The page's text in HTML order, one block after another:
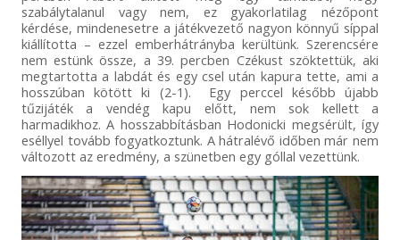
szabálytalanul vagy nem, ez gyakorlatilag nézőpont
kérdése, mindenesetre a játékvezető nagyon könnyű síppal
kiállította – ezzel emberhátrányba kerültünk. Szerencsére
nem estünk össze, a 39. percben Czékust szöktettük, aki
megtartotta a labdát és egy csel után kapura tette, ami a
hosszúban kötött ki (2-1). Egy perccel később újabb
tűzijáték a vendég kapu előtt, nem sok kellett a
harmadikhoz. A hosszabbításban Hodonicki megsérült, így
eséllyel tovább fogyatkoztunk. A hátralévő időben már nem
változott az eredmény, a szünetben egy góllal vezettünk.